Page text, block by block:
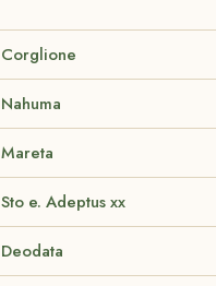
Corglione
Nahuma
Mareta
Sto e. Adeptus xx
Deodata